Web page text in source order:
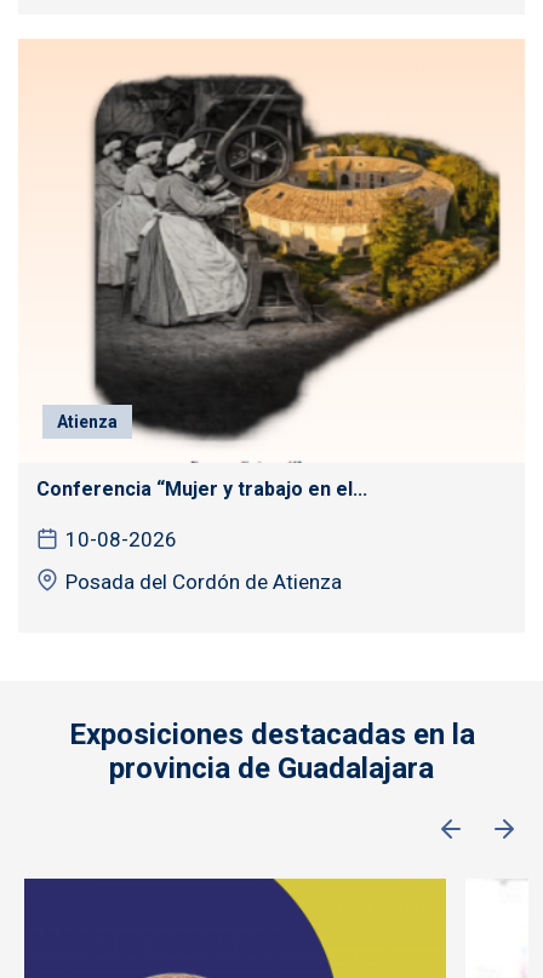
Atienza
Conferencia “Mujer y trabajo en el...
10-08-2026
Posada del Cordón de Atienza
Exposiciones destacadas en la
provincia de Guadalajara